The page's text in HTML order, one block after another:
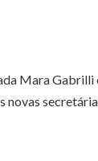
Mara Gabrilli
novas